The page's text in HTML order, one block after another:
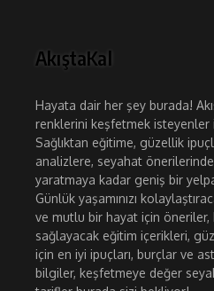
AkıştaKal
Hayata dair her şey burada!
renklerini keşfetmek isteyenler
Sağlıktan eğitime, güzellik
analizlere, seyahat
yaratmaya kadar geniş bir
Günlük yaşamınızı
ve mutlu bir hayat için öneriler,
sağlayacak eğitim içerikleri,
için en iyi ipuçları, burçlar ve
bilgiler, keşfetmeye değer